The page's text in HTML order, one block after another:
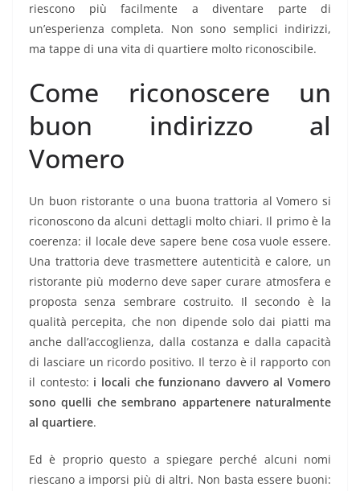
riescono più facilmente a diventare parte di
un’esperienza completa. Non sono semplici indirizzi,
ma tappe di una vita di quartiere molto riconoscibile.
Come riconoscere un
buon indirizzo al
Vomero
Un buon ristorante o una buona trattoria al Vomero si
riconoscono da alcuni dettagli molto chiari. Il primo è la
coerenza: il locale deve sapere bene cosa vuole essere.
Una trattoria deve trasmettere autenticità e calore, un
ristorante più moderno deve saper curare atmosfera e
proposta senza sembrare costruito. Il secondo è la
qualità percepita, che non dipende solo dai piatti ma
anche dall’accoglienza, dalla costanza e dalla capacità
di lasciare un ricordo positivo. Il terzo è il rapporto con
il contesto: i locali che funzionano davvero al Vomero
sono quelli che sembrano appartenere naturalmente
al quartiere.
Ed è proprio questo a spiegare perché alcuni nomi
riescano a imporsi più di altri. Non basta essere buoni: